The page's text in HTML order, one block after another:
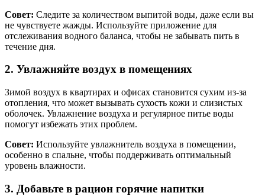
Совет: Следите за количеством выпитой воды, даже если вы
не чувствуете жажды. Используйте приложение для
отслеживания водного баланса, чтобы не забывать пить в
течение дня.
2. Увлажняйте воздух в помещениях
Зимой воздух в квартирах и офисах становится сухим из-за
отопления, что может вызывать сухость кожи и слизистых
оболочек. Увлажнение воздуха и регулярное питье воды
помогут избежать этих проблем.
Совет: Используйте увлажнитель воздуха в помещении,
особенно в спальне, чтобы поддерживать оптимальный
уровень влажности.
3. Добавьте в рацион горячие напитки